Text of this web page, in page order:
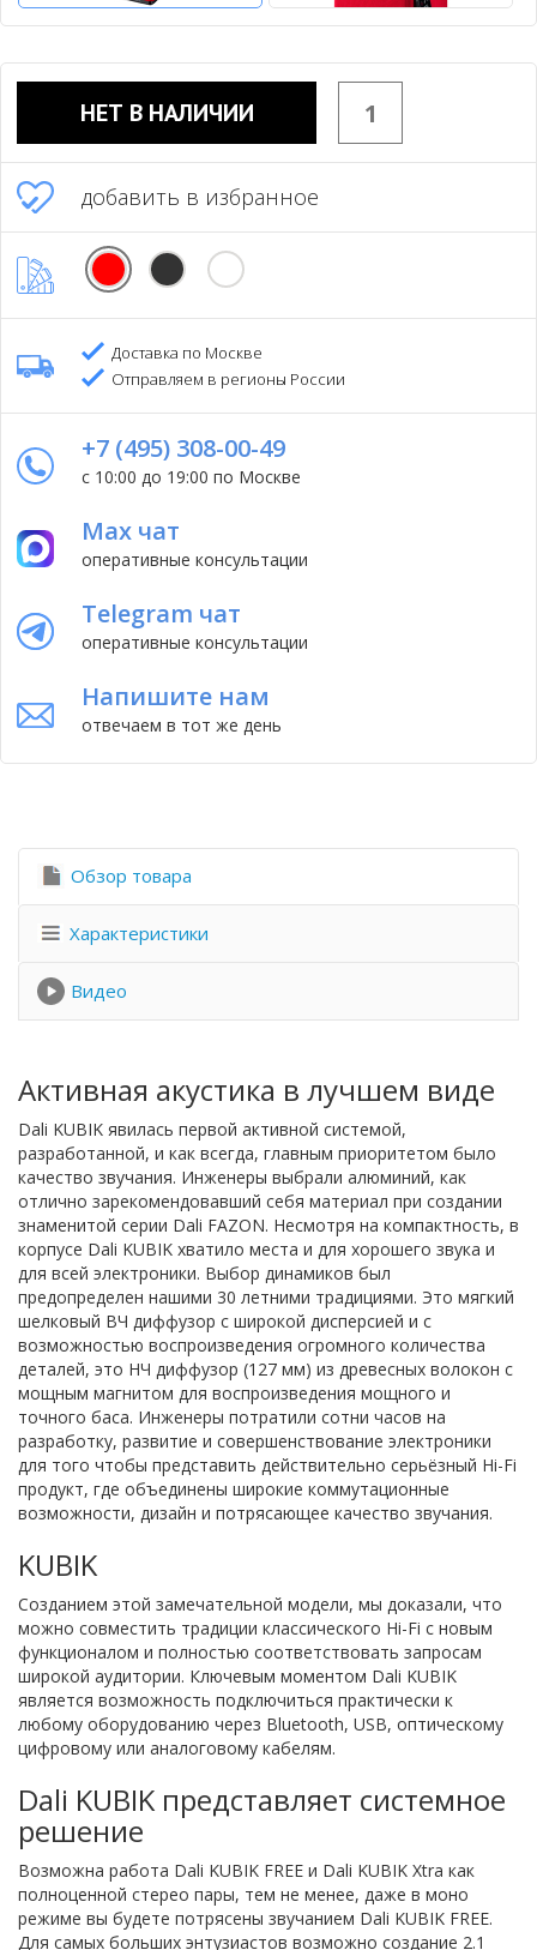
НЕТ В НАЛИЧИИ
добавить в избранное
Доставка по Москве
Отправляем в регионы России
+7 (495) 308-00-49
с 10:00 до 19:00 по Москве
Max чат
оперативные консультации
Telegram чат
оперативные консультации
Напишите нам
отвечаем в тот же день
Обзор товара
Характеристики
Видео
Активная акустика в лучшем виде
Dali KUBIK явилась первой активной системой,
разработанной, и как всегда, главным приоритетом было
качество звучания. Инженеры выбрали алюминий, как
отлично зарекомендовавший себя материал при создании
знаменитой серии Dali FAZON. Несмотря на компактность, в
корпусе Dali KUBIK хватило места и для хорошего звука и
для всей электроники. Выбор динамиков был
предопределен нашими 30 летними традициями. Это мягкий
шелковый ВЧ диффузор с широкой дисперсией и с
возможностью воспроизведения огромного количества
деталей, это НЧ диффузор (127 мм) из древесных волокон с
мощным магнитом для воспроизведения мощного и
точного баса. Инженеры потратили сотни часов на
разработку, развитие и совершенствование электроники
для того чтобы представить действительно серьёзный Hi-Fi
продукт, где объединены широкие коммутационные
возможности, дизайн и потрясающее качество звучания.
KUBIK
Созданием этой замечательной модели, мы доказали, что
можно совместить традиции классического Hi-Fi с новым
функционалом и полностью соответствовать запросам
широкой аудитории. Ключевым моментом Dali KUBIK
является возможность подключиться практически к
любому оборудованию через Bluetooth, USB, оптическому
цифровому или аналоговому кабелям.
Dali KUBIK представляет системное
решение
Возможна работа Dali KUBIK FREE и Dali KUBIK Xtra как
полноценной стерео пары, тем не менее, даже в моно
режиме вы будете потрясены звучанием Dali KUBIK FREE.
Для самых больших энтузиастов возможно создание 2.1